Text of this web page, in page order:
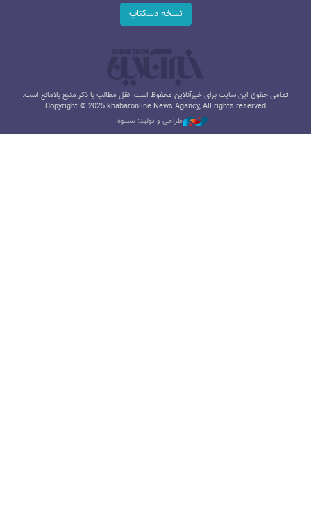
نسخه دسکتاپ
تمامی حقوق این سایت برای خبرآنلاین محفوظ است. نقل مطالب با ذکر منبع بلامانع است.
Copyright © 2025 khabaronline News Agancy, All rights reserved
طراحی و تولید: نستوه